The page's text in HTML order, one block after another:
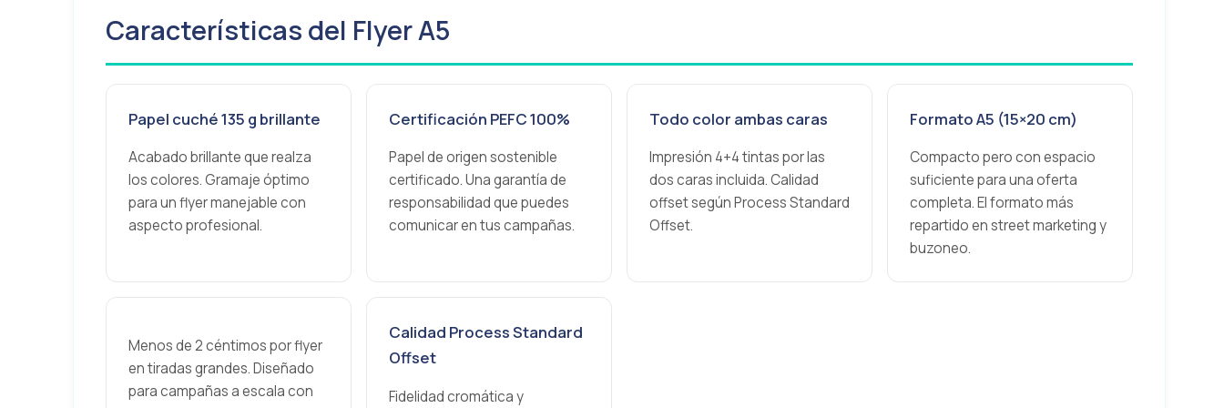
Características del Flyer A5
Papel cuché 135 g brillante
Acabado brillante que realza
los colores. Gramaje óptimo
para un flyer manejable con
aspecto profesional.
Certificación PEFC 100%
Papel de origen sostenible
certificado. Una garantía de
responsabilidad que puedes
comunicar en tus campañas.
Todo color ambas caras
Impresión 4+4 tintas por las
dos caras incluida. Calidad
offset según Process Standard
Offset.
Formato A5 (15×20 cm)
Compacto pero con espacio
suficiente para una oferta
completa. El formato más
repartido en street marketing y
buzoneo.
Menos de 2 céntimos por flyer
en tiradas grandes. Diseñado
para campañas a escala con
Calidad Process Standard
Offset
Fidelidad cromática y